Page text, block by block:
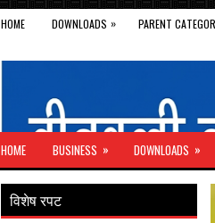
HOME DOWNLOADS » PARENT
HOME BUSINESS » DOWNLOADS »
विशेष रपट